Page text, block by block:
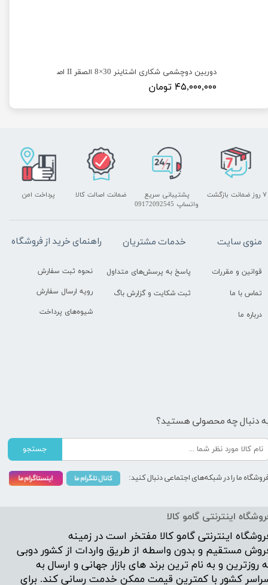
دوربین دوچشمی شکاری اشتاینر 30×8 الصقر II اصلی
۴۵,۰۰۰,۰۰۰ تومان
اینترنتی گامو کالا
اینترنتی گامو کالا مفتخر است در زمینه
مستقیم و بدون واسطه از طریق واردات از کشور دوبی
روزترین و به نام ترین برند های بازار جهانی و ارسال به
کشور با کمترین قیمت ممکن خدمت رسانی کند. برای
پشتیبانی سریع
واتساپ 09172092545
پرداخت امن ۷ روز ضمانت بازگشت ضمانت اصالت کالا
راهنمای خرید از فروشگاه
نحوه ثبت سفارش
رویه ارسال سفارش
شیوه‌های پرداخت
خدمات مشتریان
پاسخ به پرسش‌های متداول
ثبت شکایت و گزارش باگ
منوی سایت
قوانین و مقررات
تماس با ما
درباره ما
دنبال چه محصولی هستید؟
جستجو
ما را در شبکه‌های اجتماعی دنبال کنید: